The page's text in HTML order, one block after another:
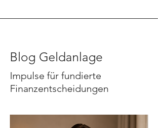
Blog Geldanlage
Impulse für fundierte
Finanzentscheidungen